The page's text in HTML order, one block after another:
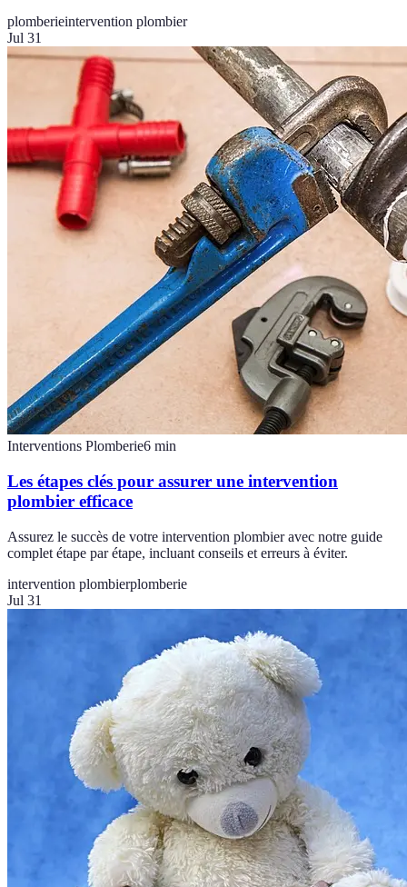
plomberieintervention plombier
Jul 31
Interventions Plomberie6 min
Les étapes clés pour assurer une intervention
plombier efficace
Assurez le succès de votre intervention plombier avec notre guide
complet étape par étape, incluant conseils et erreurs à éviter.
intervention plombierplomberie
Jul 31